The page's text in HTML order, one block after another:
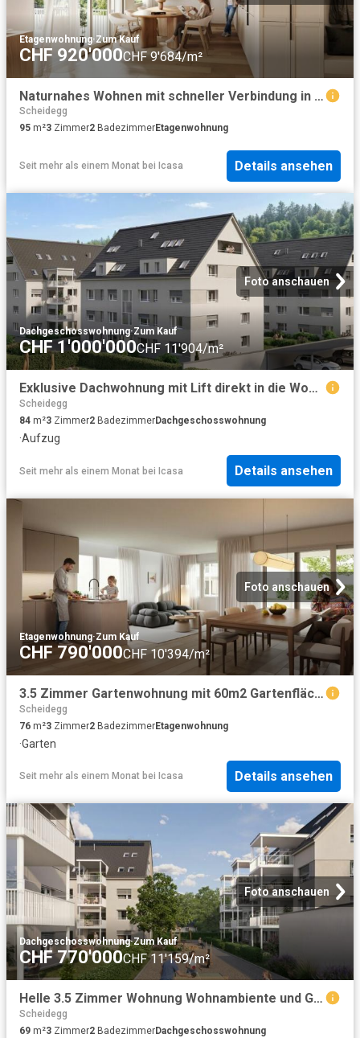
Etagenwohnung·Zum Kauf
CHF 920'000CHF 9'684/m²
Naturnahes Wohnen mit schneller Verbindung in die Stadt
Scheidegg
95 m²3 Zimmer2 BadezimmerEtagenwohnung
Seit mehr als einem Monat bei Icasa Details ansehen
Foto anschauen
Dachgeschosswohnung·Zum Kauf
CHF 1'000'000CHF 11'904/m²
Exklusive Dachwohnung mit Lift direkt in die Wohnung
Scheidegg
84 m²3 Zimmer2 BadezimmerDachgeschosswohnung
·Aufzug
Seit mehr als einem Monat bei Icasa Details ansehen
Foto anschauen
Etagenwohnung·Zum Kauf
CHF 790'000CHF 10'394/m²
3.5 Zimmer Gartenwohnung mit 60m2 Gartenfläche
Scheidegg
76 m²3 Zimmer2 BadezimmerEtagenwohnung
·Garten
Seit mehr als einem Monat bei Icasa Details ansehen
Foto anschauen
Dachgeschosswohnung·Zum Kauf
CHF 770'000CHF 11'159/m²
Helle 3.5 Zimmer Wohnung Wohnambiente und Gemütlichkeit
Scheidegg
69 m²3 Zimmer2 BadezimmerDachgeschosswohnung